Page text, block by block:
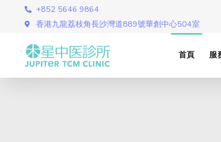
+852 5646 9864
香港九龍荔枝角長沙灣道889號華創中心504室
首頁 服